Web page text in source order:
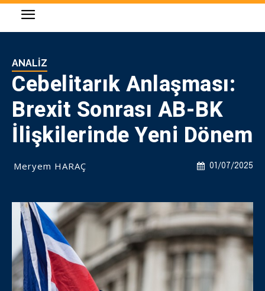
ANALIZ
Cebelitarık Anlaşması:
Brexit Sonrası AB-BK
İlişkilerinde Yeni Dönem
01/07/2025
Meryem HARAÇ